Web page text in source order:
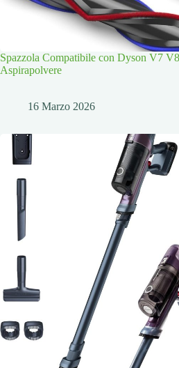
Spazzola Compatibile con Dyson V7
Aspirapolvere
16 Marzo 2026